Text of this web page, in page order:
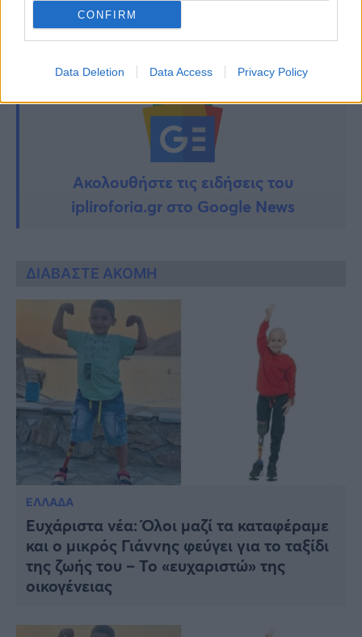
CONFIRM
Data Deletion Data Access Privacy Policy
ΚΑΡΚΙΝΟΣ ΠΑΙΔΙΚΟΣ ΚΑΡΚΙΝΟΣ
Ακολουθήστε τις ειδήσεις του
ipliroforia.gr στο Google News
ΔΙΑΒΑΣΤΕ ΑΚΟΜΗ
ΕΛΛΑΔΑ
Ευχάριστα νέα: Όλοι μαζί τα καταφέραμε
και ο μικρός Γιάννης φεύγει για το ταξίδι
της ζωής του – Το «ευχαριστώ» της
οικογένειας